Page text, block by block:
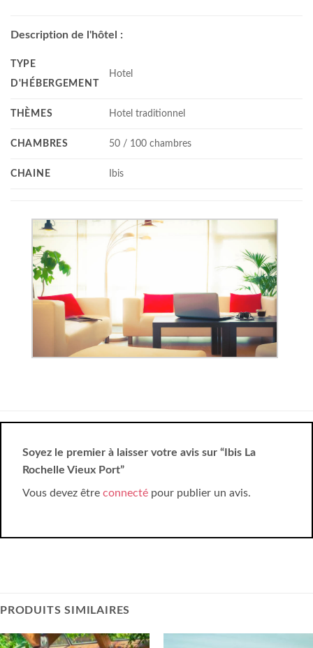
Description de l'hôtel :
TYPE
D'HÉBERGEMENT
Hotel
THÈMES Hotel traditionnel
CHAMBRES 50 / 100 chambres
CHAINE Ibis
Soyez le premier à laisser votre avis sur “Ibis La
Rochelle Vieux Port”
Vous devez être connecté pour publier un avis.
PRODUITS SIMILAIRES